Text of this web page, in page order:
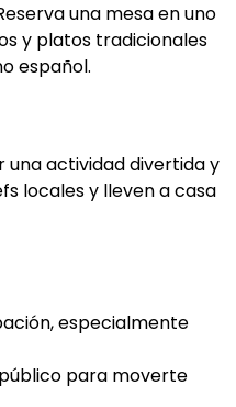
una mesa en uno
y platos tradicionales
español.
una actividad divertida y
locales y lleven a casa
especialmente
para moverte